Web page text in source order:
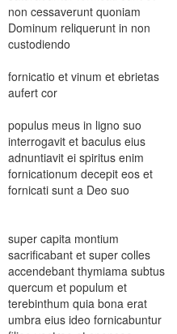
non cessaverunt quoniam
Dominum reliquerunt in non
custodiendo
fornicatio et vinum et ebrietas
aufert cor
populus meus in ligno suo
interrogavit et baculus eius
adnuntiavit ei spiritus enim
fornicationum decepit eos et
fornicati sunt a Deo suo
super capita montium
sacrificabant et super colles
accendebant thymiama subtus
quercum et populum et
terebinthum quia bona erat
umbra eius ideo fornicabuntur